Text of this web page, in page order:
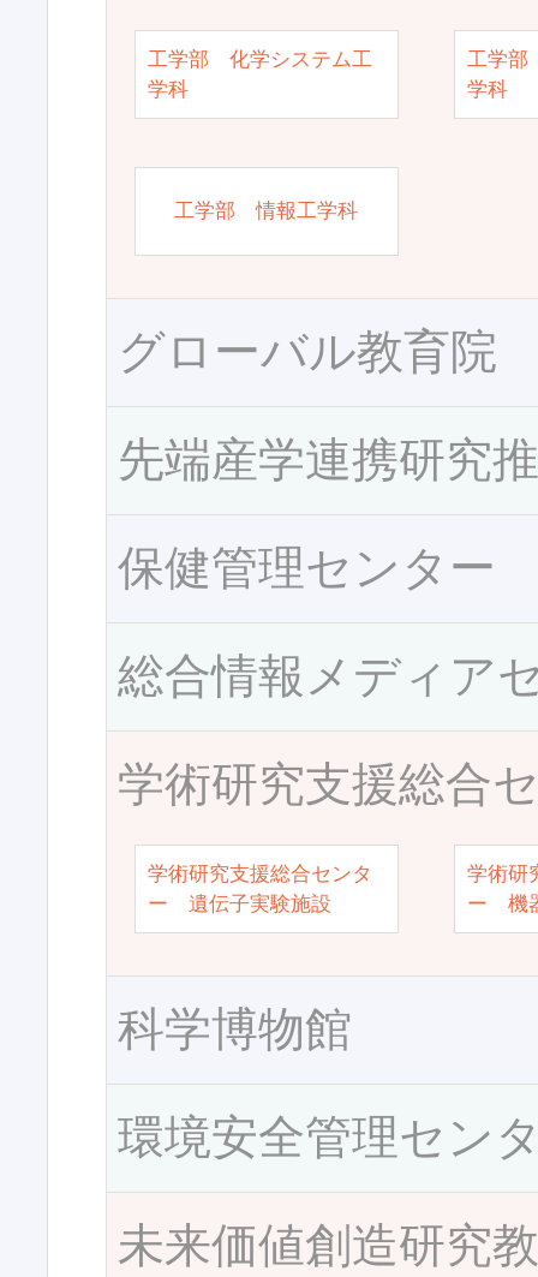
工学部 化学システム工
学科
工学部
学科
工学部 情報工学科
グローバル教育院
先端産学連携研究
保健管理センター
総合情報メディア
学術研究支援総合
学術研究支援総合センタ
ー 遺伝子実験施設
学術研
ー 機
科学博物館
環境安全管理セン
未来価値創造研究